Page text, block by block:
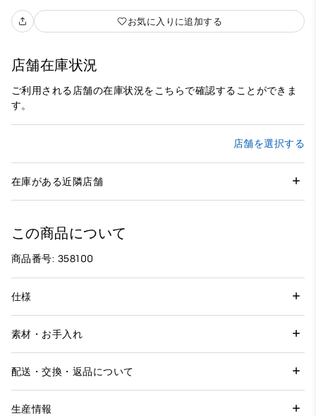
お気に入りに追加する
店舗在庫状況
ご利用される店舗の在庫状況をこちらで確認することができま
す。
店舗を選択する
在庫がある近隣店舗
この商品について
商品番号: 358100
仕様
素材・お手入れ
配送・交換・返品について
生産情報